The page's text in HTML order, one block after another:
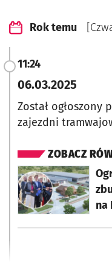
Rok temu
11:24
06.03.2025
Został ogłoszony
zajezdni
ZOBACZ
na
otworzy się w nowej karcie